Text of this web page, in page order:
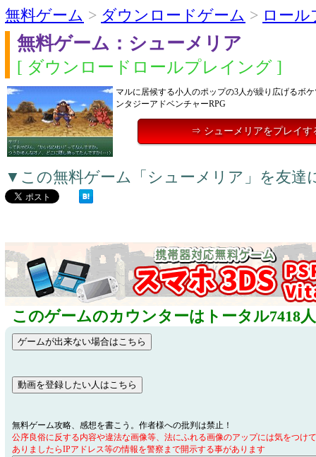
無料ゲーム > ダウンロードゲーム > ロー
無料ゲーム：シューメリア
[ ダウンロードロールプレイング ]
マルに居候する小人のポップの3人が繰り広げるボ
ンタジーアドベンチャーRPG
⇒ シューメリアをプレイす
▼この無料ゲーム「シューメリア」を友達
このゲームのカウンターはトータル7418
無料ゲーム攻略、感想を書こう。作者様への批判は禁止！
公序良俗に反する内容や違法な画像等、法にふれる画像のアップには気をつけ
ありましたらIPアドレス等の情報を警察まで開示する事があります